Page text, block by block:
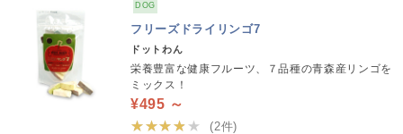
DOG
フリーズドライリンゴ7
ドットわん
栄養豊富な健康フルーツ、７品種の青森産リンゴを
ミックス！
¥495 ～
★★★★★
(2件)